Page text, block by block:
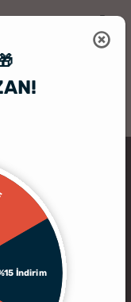
İndirim